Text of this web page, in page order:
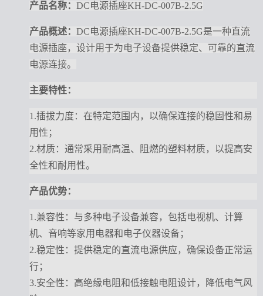
产品名称： DC电源插座KH-DC-007B-2.5G
产品概述： DC电源插座KH-DC-007B-2.5G是一种直流
电源插座，设计用于为电子设备提供稳定、可靠的直流
电源连接。
主要特性：
1.插拔力度：在特定范围内，以确保连接的稳固性和易
用性；
2.材质：通常采用耐高温、阻燃的塑料材质，以提高安
全性和耐用性。
产品优势：
1.兼容性：与多种电子设备兼容，包括电视机、计算
机、音响等家用电器和电子仪器设备；
2.稳定性：提供稳定的直流电源供应，确保设备正常运
行；
3.安全性：高绝缘电阻和低接触电阻设计，降低电气风